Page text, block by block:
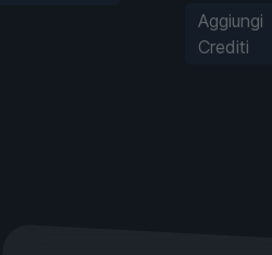
Aggiungi
Crediti